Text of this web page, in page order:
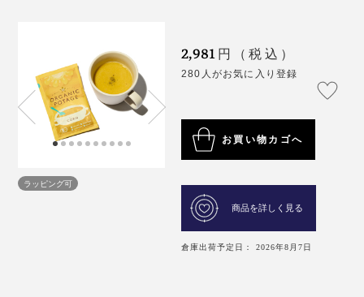
ラッピング可
2,981 円（税込）
280人がお気に入り登録
お買い物カゴへ
商品を詳しく見る
倉庫出荷予定日： 2026年8月7日